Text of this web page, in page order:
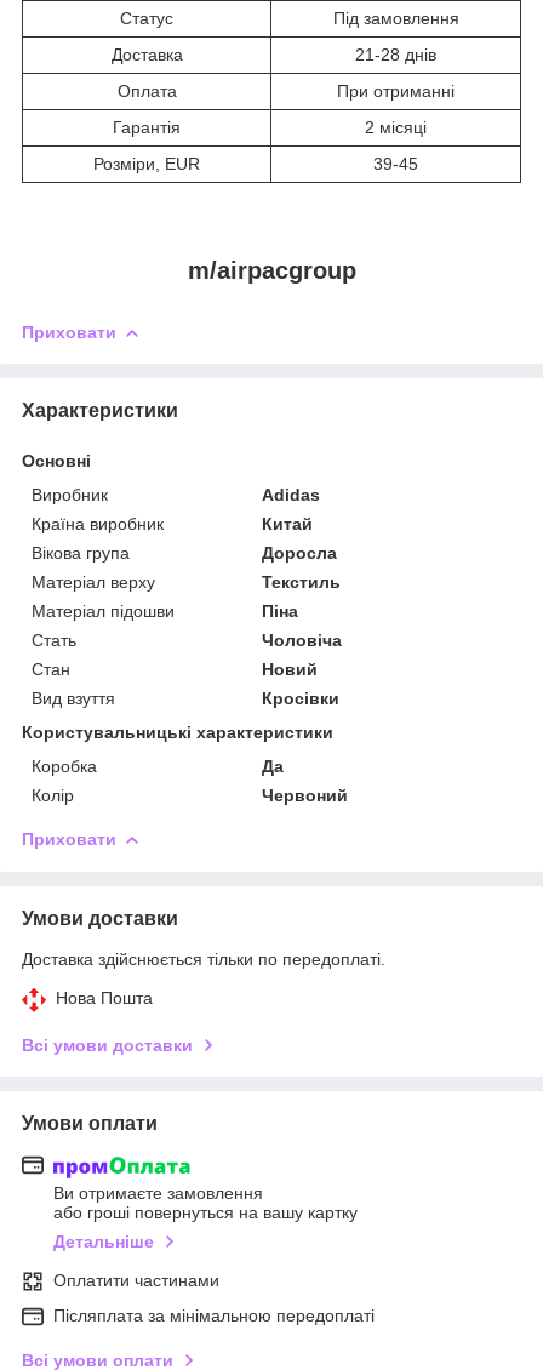
Статус
Під замовлення
Доставка
21-28 днів
Оплата
При отриманні
Гарантія
2 місяці
Розміри, EUR
39-45
m/airpacgroup
Приховати
Характеристики
Основні
Виробник
Adidas
Країна виробник
Китай
Вікова група
Доросла
Матеріал верху
Текстиль
Матеріал підошви
Піна
Стать
Чоловіча
Стан
Новий
Вид взуття
Кросівки
Користувальницькі характеристики
Коробка
Да
Колір
Червоний
Приховати
Умови доставки
Доставка здійснюється тільки по передоплаті.
Нова Пошта
Всі умови доставки
Умови оплати
Ви отримаєте замовлення
або гроші повернуться на вашу картку
Детальніше
Оплатити частинами
Післяплата за мінімальною передоплаті
Всі умови оплати